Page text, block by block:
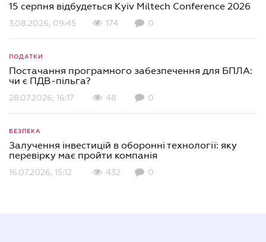
15 серпня відбудеться Kyiv Miltech Conference 2026
3.08.2026, 09:45 174 0
ПОДАТКИ
Постачання програмного забезпечення для БПЛА:
чи є ПДВ-пільга?
28.07.2026, 16:17 48 0
БЕЗПЕКА
Залучення інвестицій в оборонні технології: яку
перевірку має пройти компанія
16.07.2026, 15:12 432 0